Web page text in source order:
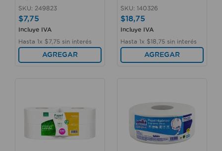
SKU: 249823
$7,75
Incluye IVA
Hasta 1x $7, 75 sin interés
AGREGAR
SKU: 140326
$18,75
Incluye IVA
Hasta 1x $18 75 sin interés
AGREGAR